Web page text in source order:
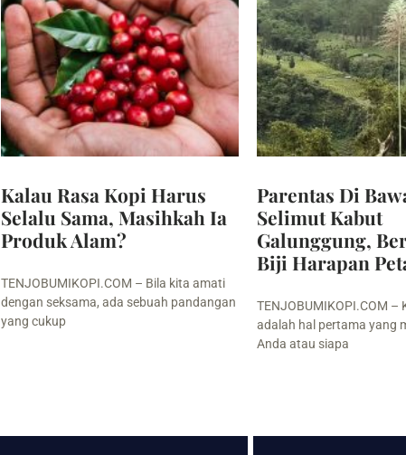
Kalau Rasa Kopi Harus
Selalu Sama, Masihkah Ia
Produk Alam?
TENJOBUMIKOPI.COM – Bila kita amati
dengan seksama, ada sebuah pandangan
yang cukup
Parentas Di
Selimut Kabut
Galunggung,
Biji Harapan
TENJOBUMIKOPI.COM –
adalah hal pertama yang
Anda atau siapa